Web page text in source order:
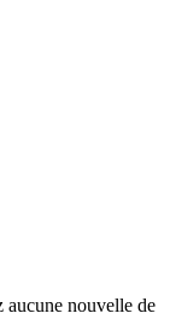
aucune nouvelle de